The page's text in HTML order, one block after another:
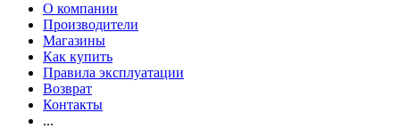
О компании
Производители
Магазины
Как купить
Правила эксплуатации
Возврат
Контакты
...